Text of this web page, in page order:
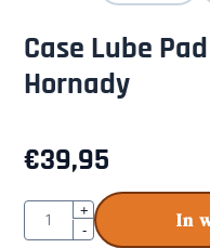
Case Lube
Hornady
€39,95
Aantal
+
-
In